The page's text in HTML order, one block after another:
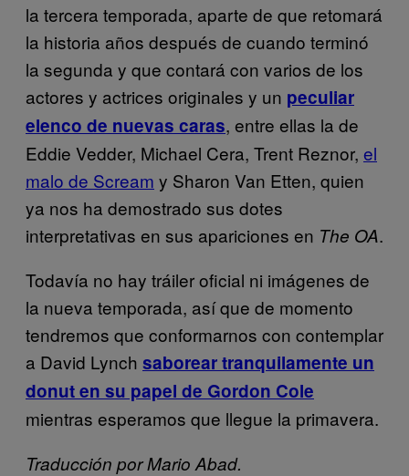
la tercera temporada, aparte de que retomará
la historia años después de cuando terminó
la segunda y que contará con varios de los
actores y actrices originales y un peculiar
elenco de nuevas caras, entre ellas la de
Eddie Vedder, Michael Cera, Trent Reznor, el
malo de Scream y Sharon Van Etten, quien
ya nos ha demostrado sus dotes
interpretativas en sus apariciones en The OA.
Todavía no hay tráiler oficial ni imágenes de
la nueva temporada, así que de momento
tendremos que conformarnos con contemplar
a David Lynch saborear tranquilamente un
donut en su papel de Gordon Cole
mientras esperamos que llegue la primavera.
Traducción por Mario Abad.